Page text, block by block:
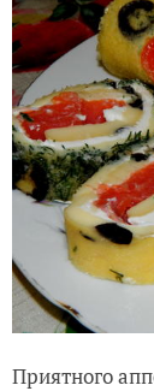
Приятного